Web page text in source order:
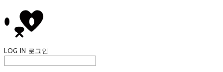
LOG IN 로그인